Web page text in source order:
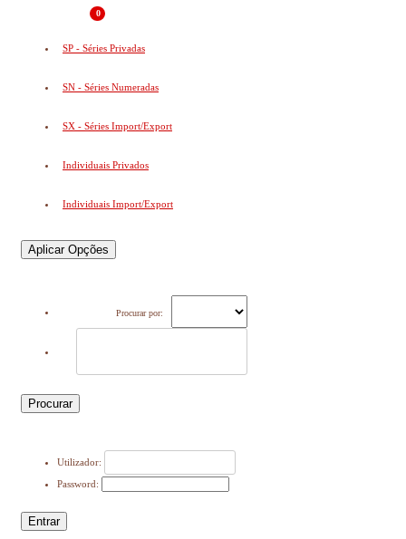
0
SP - Séries Privadas
SN - Séries Numeradas
SX - Séries Import/Export
Individuais Privados
Individuais Import/Export
Aplicar Opções
Procurar por:
Procurar
Utilizador:
Password:
Entrar